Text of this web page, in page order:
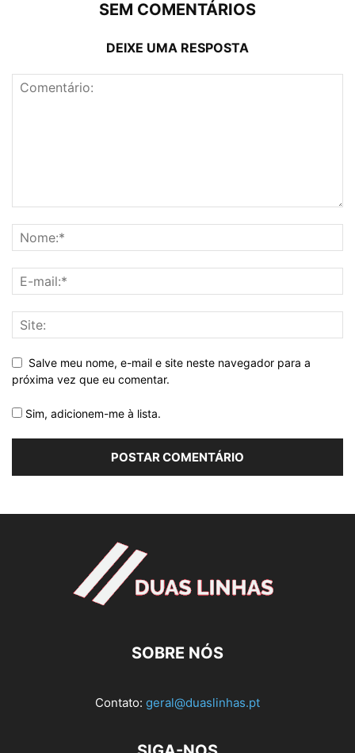
SEM COMENTÁRIOS
DEIXE UMA RESPOSTA
Salve meu nome, e-mail e site neste navegador para a
próxima vez que eu comentar.
Sim, adicionem-me à lista.
SOBRE NÓS
Contato: geral@duaslinhas.pt